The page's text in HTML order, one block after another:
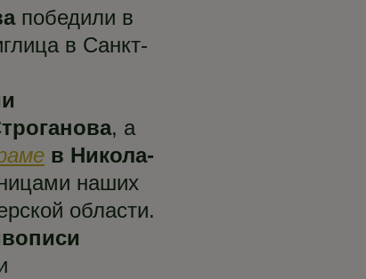
победили в
в Санкт-
, а
в Никола-
наших
области.